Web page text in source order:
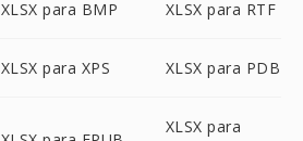
XLSX para BMP XLSX para RTF
XLSX para XPS XLSX para PDB
XLSX para